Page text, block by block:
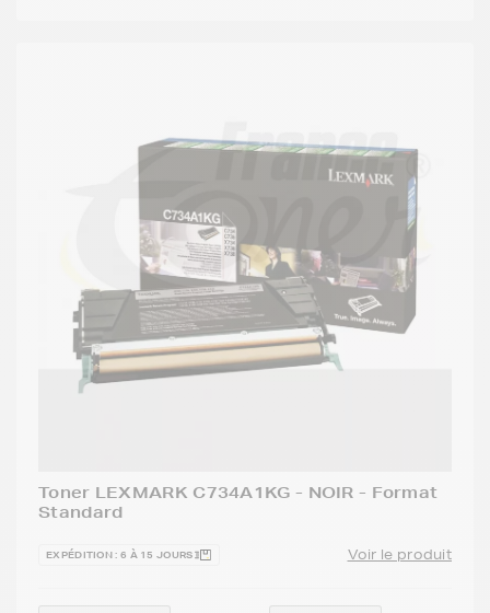
Toner LEXMARK C734A1KG - NOIR - Format
Standard
EXPÉDITION : 6 À 15 JOURS Voir le produit